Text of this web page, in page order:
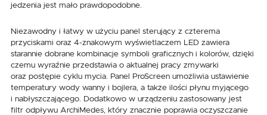
jedzenia jest mało prawdopodobne.
Niezawodny i łatwy w użyciu panel sterujący z czterema
przyciskami oraz 4-znakowym wyświetlaczem LED zawiera
starannie dobrane kombinacje symboli graficznych i kolorów, dzięki
czemu wyraźnie przedstawia o aktualnej pracy zmywarki
oraz postępie cyklu mycia. Panel ProScreen umożliwia ustawienie
temperatury wody wanny i bojlera, a także ilości płynu myjącego
i nabłyszczającego. Dodatkowo w urządzeniu zastosowany jest
filtr odpływu ArchiMedes, który znacznie poprawia oczyszczanie